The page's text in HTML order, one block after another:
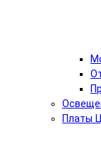
Платы